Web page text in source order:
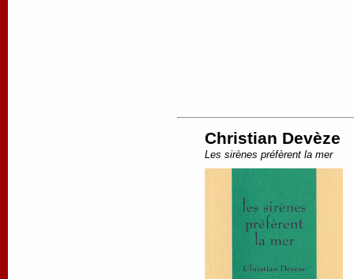
Christian Devèze
Les sirènes préfèrent la mer